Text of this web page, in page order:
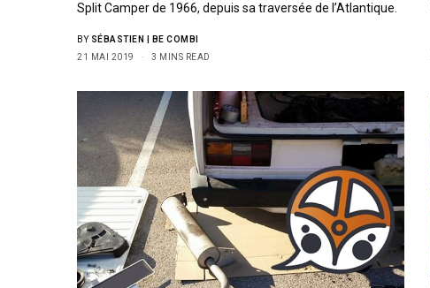
Split Camper de 1966, depuis sa traversée de l’Atlantique.
BY SÉBASTIEN | BE COMBI
21 MAI 2019
3 MINS READ